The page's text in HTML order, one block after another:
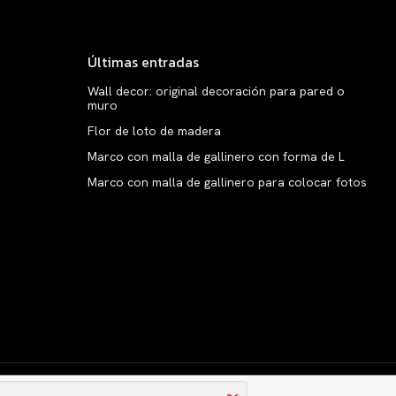
Últimas entradas
Wall decor: original decoración para pared o
muro
Flor de loto de madera
Marco con malla de gallinero con forma de L
Marco con malla de gallinero para colocar fotos